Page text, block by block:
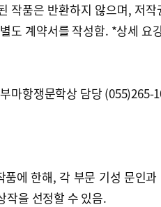
작품은 반환하지 않으며, 저
도 계약서를 작성함. *상세 요
마항쟁문학상 담당 (055)265-
에 한해, 각 부문 기성 문인
작을 선정할 수 있음.